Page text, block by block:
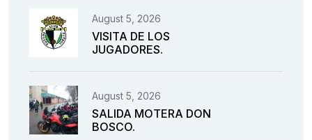
August 5, 2026
VISITA DE LOS
JUGADORES.
August 5, 2026
SALIDA MOTERA DON
BOSCO.